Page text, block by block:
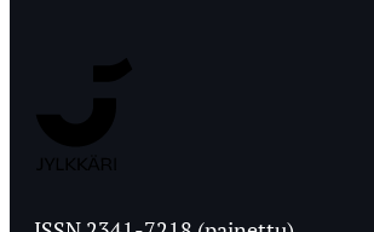
Ylioppilaslehti